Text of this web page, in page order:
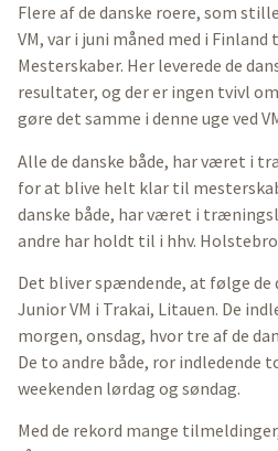
Flere af de danske roere, som
VM, var i juni måned med i Finland
Mesterskaber. Her leverede de
resultater, og der er ingen tvivl
gøre det samme i denne uge ved
Alle de danske både, har været i
for at blive helt klar til
danske både, har været i
andre har holdt til i hhv. Holstebro
Det bliver spændende, at følge de
Junior VM i Trakai, Litauen. De
morgen, onsdag, hvor tre af de
De to andre både, ror indledende
weekenden lørdag og søndag.
Med de rekord mange